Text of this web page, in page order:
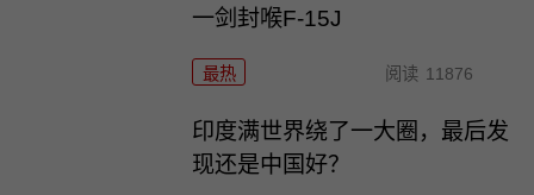
一剑封喉F-15J
最热 阅读 11876
印度满世界绕了一大圈，最后发
现还是中国好？